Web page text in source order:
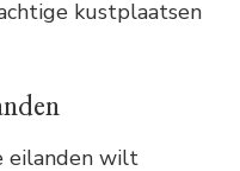
kustplaatsen
eilanden wilt